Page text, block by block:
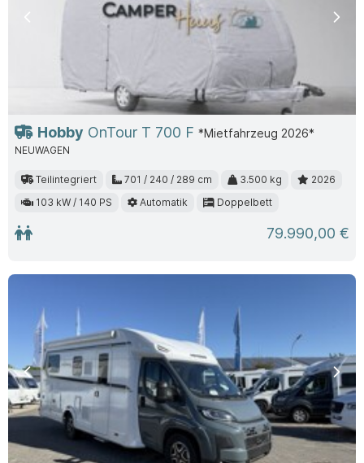
Hobby OnTour T 700 F *Mietfahrzeug 2026*
NEUWAGEN
Teilintegriert 701 / 240 / 289 cm 3.500 kg
2026
103 kW / 140 PS
Automatik Doppelbett
79.990,00 €
Previous